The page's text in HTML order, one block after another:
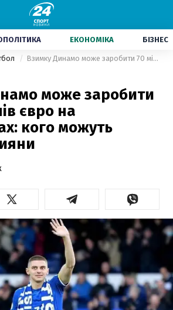
ЕКОНОМІКА БІЗНЕС
Взимку Динамо може заробити 70 мільйонів євро на трансферах: кого можуть продати кияни
може заробити
євро на
кого можуть